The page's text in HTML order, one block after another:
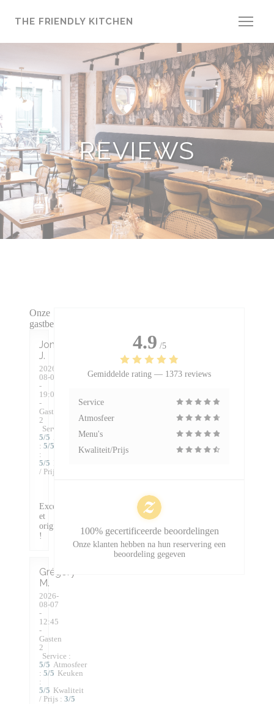
THE FRIENDLY KITCHEN
REVIEWS
Onze
gastbeoordelingen
Jonathan
J
2026-
08-08
-
19:00
-
Gasten
2
Service
5/5 Atmosfeer
: 5/5
Keuken
:
5/5
/ Prijs
Excellent
et
original
!
Grégory
M
2026-
08-07
-
12:45
-
Gasten
2
Service :
5/5 Atmosfeer
: 5/5 Keuken
:
5/5 Kwaliteit
/ Prijs : 3/5
4.9 /5
Gemiddelde rating — 1373 reviews
Service
Atmosfeer
Menu's
Kwaliteit/Prijs
100% gecertificeerde beoordelingen
Onze klanten hebben na hun reservering een
beoordeling gegeven